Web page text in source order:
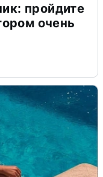
пройдите
очень